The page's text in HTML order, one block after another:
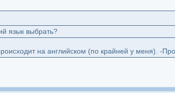
язык выбрать?
на английском (по крайней у меня). -